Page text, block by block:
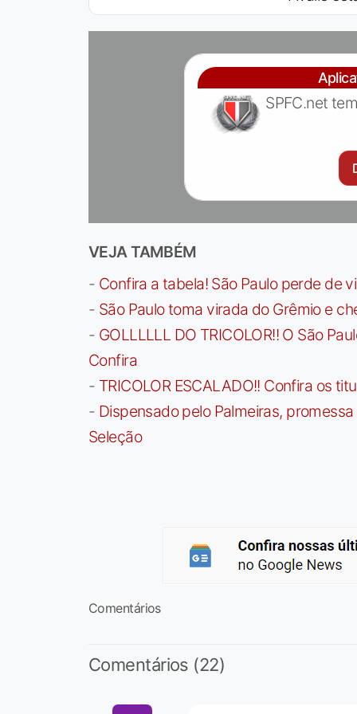
SPFC.net
VEJA TAMBÉM
- Confira a tabela! São Paulo perde de
- São Paulo toma virada do Grêmio e
- GOLLLLLL DO TRICOLOR!! O São
Confira
- TRICOLOR ESCALADO!! Confira os
- Dispensado pelo Palmeiras,
Seleção
Comentários
Comentários (22)